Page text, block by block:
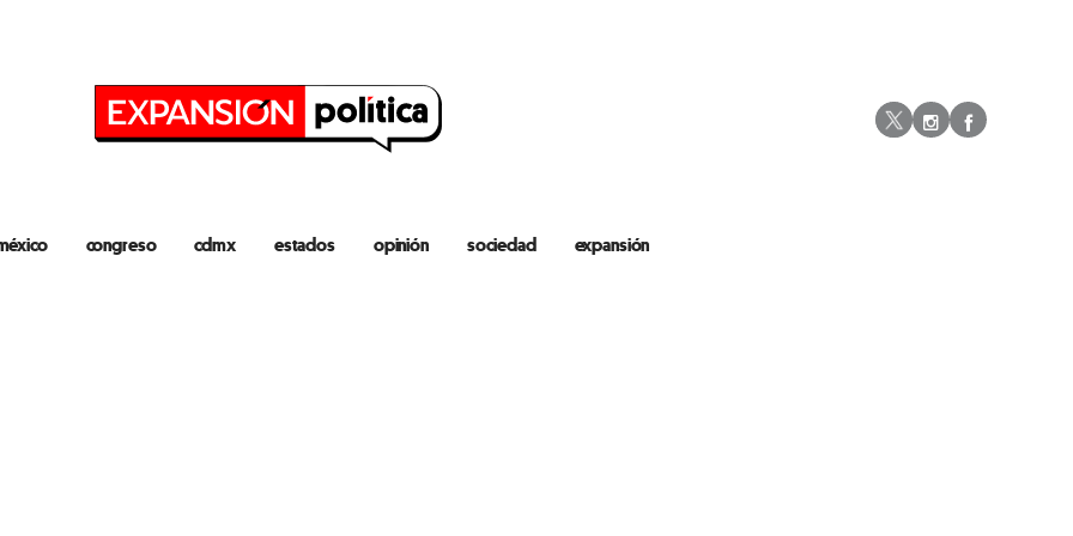
Instagram
congreso cdmx estados opinión sociedad expansión